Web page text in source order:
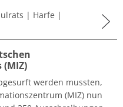
| Harfe |
werden mussten,
(MIZ) nun